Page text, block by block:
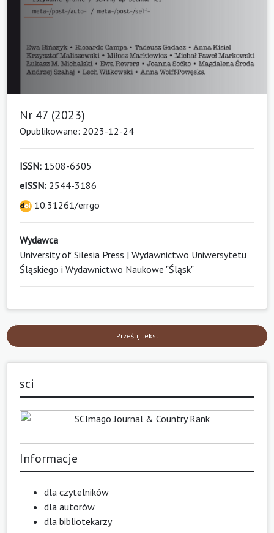
Nr 47 (2023)
Opublikowane: 2023-12-24
ISSN: 1508-6305
eISSN: 2544-3186
10.31261/errgo
Wydawca
University of Silesia Press | Wydawnictwo Uniwersytetu
Śląskiego i Wydawnictwo Naukowe "Śląsk"
Prześlij tekst
sci
Informacje
dla czytelników
dla autorów
dla bibliotekarzy